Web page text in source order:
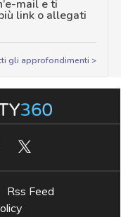
mail e ti
link o allegati
gli approfondimenti >
Rss Feed